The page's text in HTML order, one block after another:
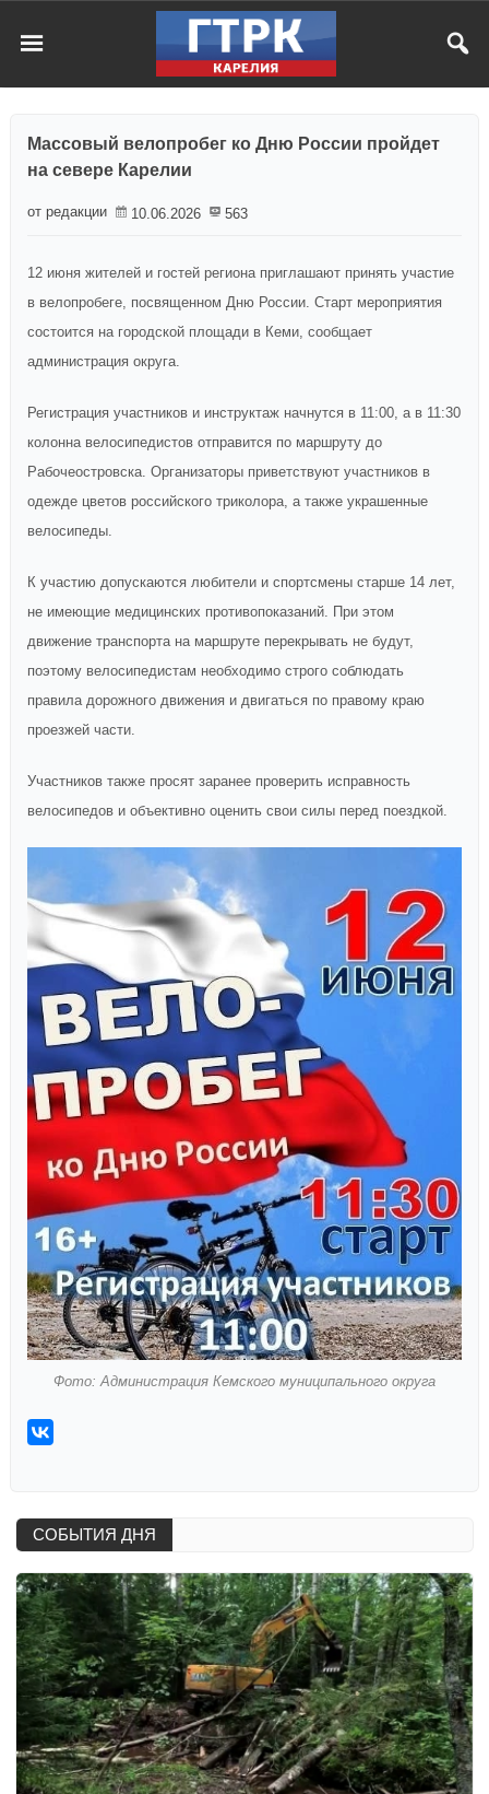
Массовый велопробег ко Дню России пройдет
на севере Карелии
от редакции 10.06.2026 563
12 июня жителей и гостей региона приглашают принять участие
в велопробеге, посвященном Дню России. Старт мероприятия
состоится на городской площади в Кеми, сообщает
администрация округа.
Регистрация участников и инструктаж начнутся в 11:00, а в 11:30
колонна велосипедистов отправится по маршруту до
Рабочеостровска. Организаторы приветствуют участников в
одежде цветов российского триколора, а также украшенные
велосипеды.
К участию допускаются любители и спортсмены старше 14 лет,
не имеющие медицинских противопоказаний. При этом
движение транспорта на маршруте перекрывать не будут,
поэтому велосипедистам необходимо строго соблюдать
правила дорожного движения и двигаться по правому краю
проезжей части.
Участников также просят заранее проверить исправность
велосипедов и объективно оценить свои силы перед поездкой.
Фото: Администрация Кемского муниципального округа
СОБЫТИЯ ДНЯ